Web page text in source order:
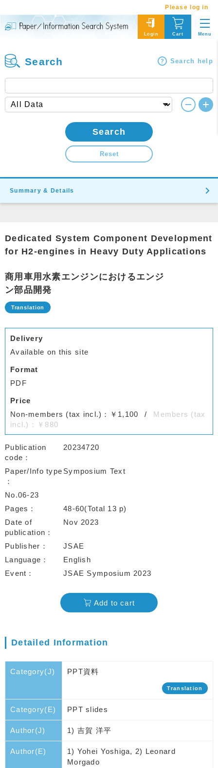
Please log in
Login Cart Menu
Search Search help
Search
Reset
Summary & Details
Dedicated System Component Development
for H2-engines in Heavy Duty Applications
商用車用水素エンジンにおけるエンジ
ン部品開発
Delivery
Available on this site
Format
PDF
Price
Non-members (tax incl.)：￥1,100
Members (tax
incl.)：￥880
Publication
code
20234720
Paper/Info type Symposium Text
No.06-23
Pages
48-60(Total 13 p)
Date of
publication
Nov 2023
Publisher
JSAE
Language
English
Event
JSAE Symposium 2023
Add to cart
Detailed Information
Category(J) PPT資料
Translation
Category(E) PPT slides
Author(J) 1) 吉賀 洋平
Author(E)
1) Yohei Yoshiga, 2) Leonard
Morgado